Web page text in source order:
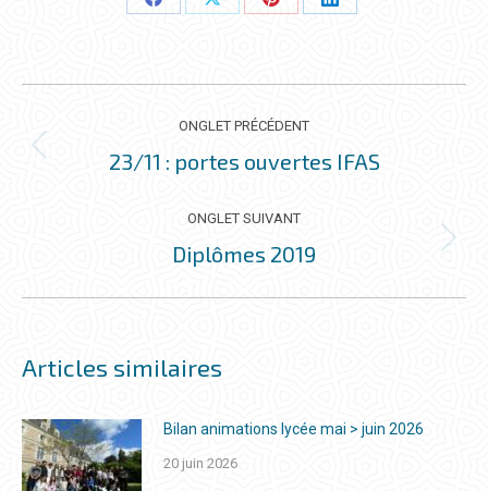
PartagerPartagerPartagerPartager
NAVIGATION
DE
COMMENTAIRE
ONGLET PRÉCÉDENT
Onglet
23/11 : portes ouvertes IFAS
ONGLET SUIVANT
Onglet
Diplômes 2019
Articles similaires
Bilan animations lycée mai > juin 2026
20 juin 2026